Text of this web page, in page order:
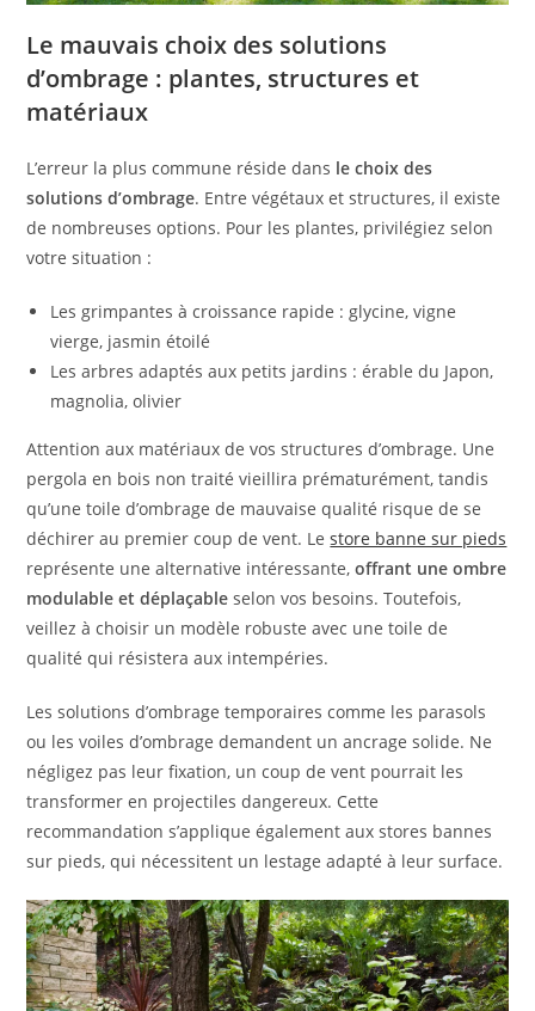
Le mauvais choix des solutions
d’ombrage : plantes, structures et
matériaux
L’erreur la plus commune réside dans le choix des
solutions d’ombrage. Entre végétaux et structures, il existe
de nombreuses options. Pour les plantes, privilégiez selon
votre situation :
Les grimpantes à croissance rapide : glycine, vigne
vierge, jasmin étoilé
Les arbres adaptés aux petits jardins : érable du Japon,
magnolia, olivier
Attention aux matériaux de vos structures d’ombrage. Une
pergola en bois non traité vieillira prématurément, tandis
qu’une toile d’ombrage de mauvaise qualité risque de se
déchirer au premier coup de vent. Lestore banne sur pieds
représente une alternative intéressante,offrant une ombre
modulable et déplaçable selon vos besoins. Toutefois,
veillez à choisir un modèle robuste avec une toile de
qualité qui résistera aux intempéries.
Les solutions d’ombrage temporaires comme les parasols
ou les voiles d’ombrage demandent un ancrage solide. Ne
négligez pas leur fixation, un coup de vent pourrait les
transformer en projectiles dangereux. Cette
recommandation s’applique également aux stores bannes
sur pieds, qui nécessitent un lestage adapté à leur surface.